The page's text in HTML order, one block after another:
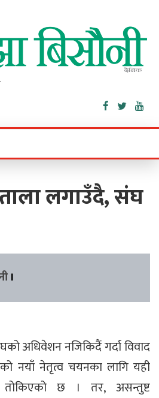
लगाउँदै, संघ
।
अधिवेशन नजिकिदैं गर्दा विवाद
नयाँ नेतृत्व चयनका लागि यही
तोकिएको छ । तर, असन्तुष्ट